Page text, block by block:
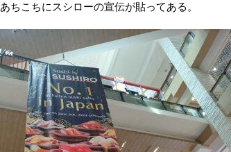
ちこちにスシローの宣伝が貼ってある。